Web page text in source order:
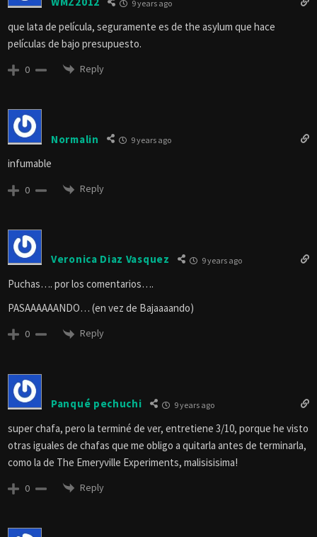
9 years ago
que lata de película, seguramente es de the asylum que hace
películas de bajo presupuesto.
0 Reply
Normalin 9 years ago
infumable
0 Reply
Veronica Diaz Vasquez 9 years ago
Puchas…. por los comentarios….
PASAAAAAANDO… (en vez de Bajaaaando)
0 Reply
Panqué pechuchi 9 years ago
super chafa, pero la terminé de ver, entretiene 3/10, porque he visto
otras iguales de chafas que me obligo a quitarla antes de terminarla,
como la de The Emeryville Experiments, malisisisima!
0 Reply